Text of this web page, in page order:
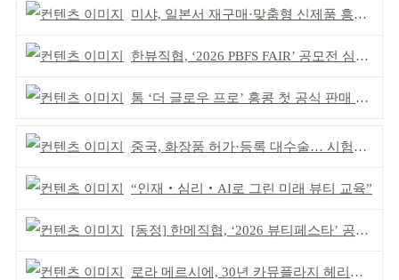
미샤, 일본서 재구매·맞춤형 신제품 흥행 ‘쌍끌이’
한뷰직협, ‘2026 PBFS FAIR’ 공모전 심사 성료
톰 ‘더 글로우 프로’ 홍콩 첫 공식 판매 완판
중국, 화장품 허가·등록 대수술… 시험자료 공용 허용
“인재‧심리‧AI로 그린 미래 뷰티 교육”
[동정] 한메직협, ‘2026 뷰티페스타’ 공동 주최
로라 메르시에, 30년 카뮤플라지 헤리티지 담아